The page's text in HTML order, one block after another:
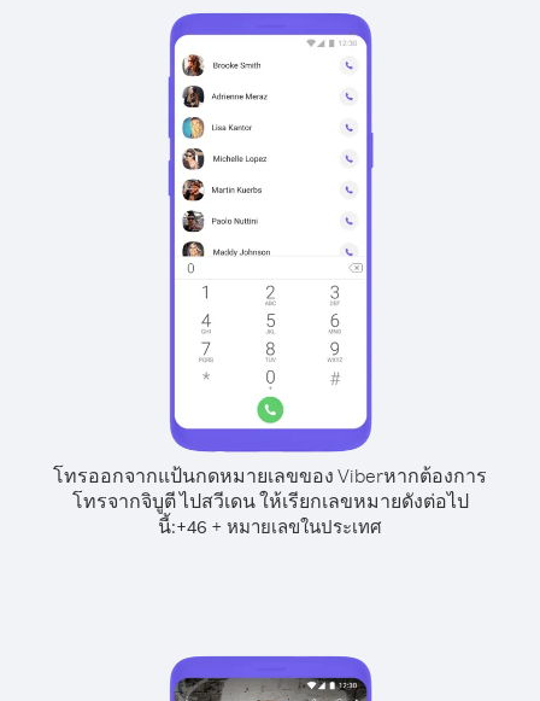
โทรออกจากแป้นกดหมายเลขของ Viberหากต้องการ
โทรจากจิบูตี ไปสวีเดน ให้เรียกเลขหมายดังต่อไป
นี้:+46 + หมายเลขในประเทศ